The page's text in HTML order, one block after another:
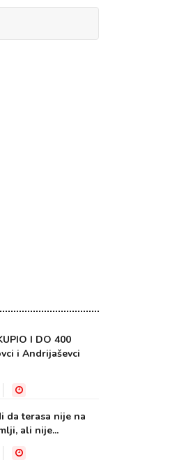
I DO 400
i Andrijaševci
da terasa nije na
ali nije...